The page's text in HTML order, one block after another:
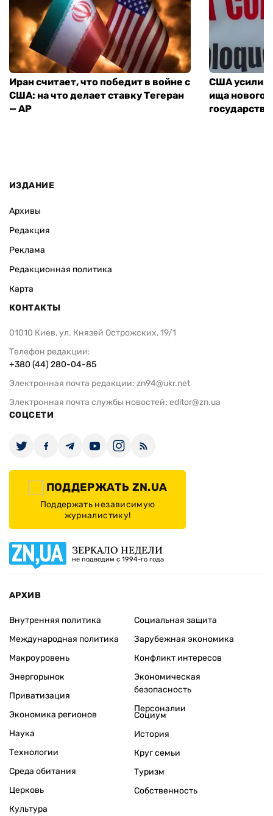
Иран считает, что победит в войне с
США: на что делает ставку Тегеран
— AP
США
ища нового
ИЗДАНИЕ
Архивы
Редакция
Реклама
Редакционная политика
Карта
КОНТАКТЫ
01010 Киев, ул. Князей Острожских, 19/1
Телефон редакции:
+380 (44) 280-04-85
Электронная почта редакции: zn94@ukr.net
Электронная почта службы новостей: editor@zn.ua
СОЦСЕТИ
ПОДДЕРЖАТЬ ZN.UA
Поддержать независимую
журналистику!
ЗЕРКАЛО НЕДЕЛИ
не подводим с 1994-го года
АРХИВ
Внутренняя политика
Международная политика
Макроуровень
Энергорынок
Приватизация
Экономика регионов
Социальная защита
Зарубежная экономика
Конфликт интересов
Экономическая
безопасность
Персоналии
Наука
Технологии
Среда обитания
Церковь
Культура
Социум
История
Круг семьи
Туризм
Собственность